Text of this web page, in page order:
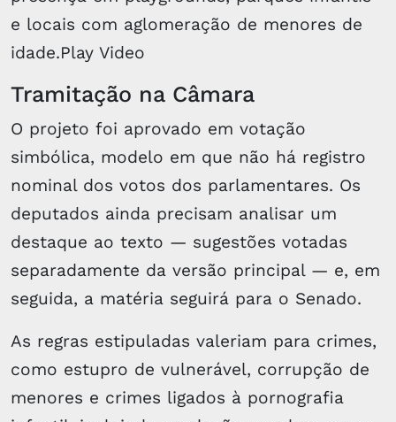
e locais com aglomeração de menores de
idade.Play Video
Tramitação na Câmara
O projeto foi aprovado em votação
simbólica, modelo em que não há registro
nominal dos votos dos parlamentares. Os
deputados ainda precisam analisar um
destaque ao texto — sugestões votadas
separadamente da versão principal — e, em
seguida, a matéria seguirá para o Senado.
As regras estipuladas valeriam para crimes,
como estupro de vulnerável, corrupção de
menores e crimes ligados à pornografia